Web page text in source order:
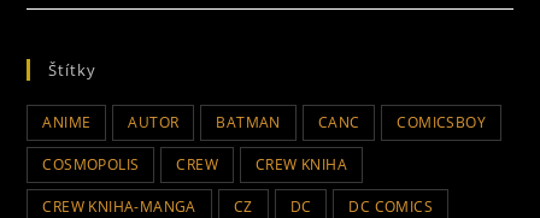
Štítky
ANIME AUTOR BATMAN CANC COMICSBOY
COSMOPOLIS CREW CREW KNIHA
CREW KNIHA-MANGA CZ DC DC COMICS